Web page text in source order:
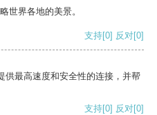
世界各地的美景。
支持[0] 反对[0]
供最高速度和安全性的连接，并帮
支持[0] 反对[0]